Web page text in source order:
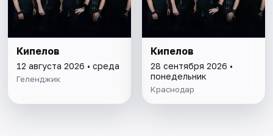
Кипелов
12 августа 2026 • среда
Геленджик
Кипелов
28 сентября 2026 •
понедельник
Краснодар